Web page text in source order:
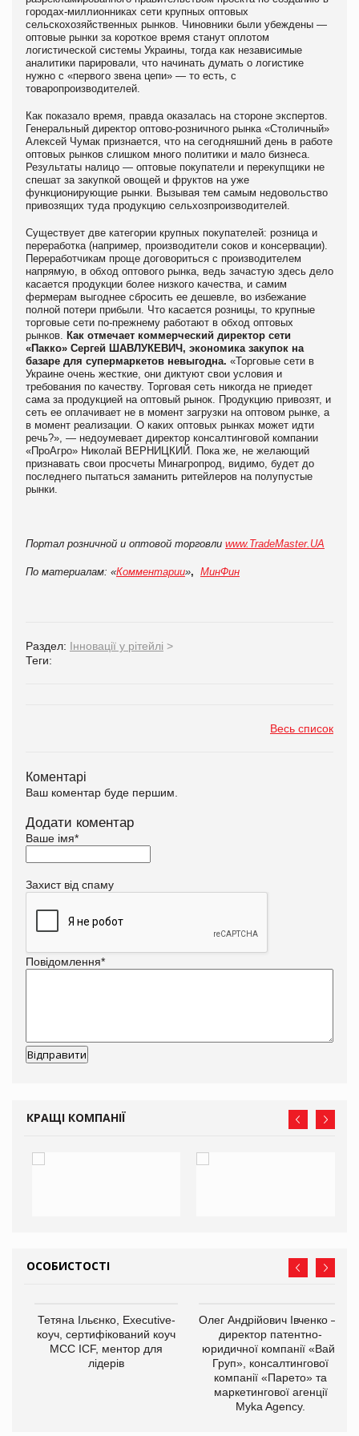
городах-миллионниках сети крупных оптовых
сельскохозяйственных рынков. Чиновники были убеждены —
оптовые рынки за короткое время станут оплотом
логистической системы Украины, тогда как независимые
аналитики парировали, что начинать думать о логистике
нужно с «первого звена цепи» — то есть, с
товаропроизводителей.
Как показало время, правда оказалась на стороне экспертов.
Генеральный директор оптово-розничного рынка «Столичный»
Алексей Чумак признается, что на сегодняшний день в работе
оптовых рынков слишком много политики и мало бизнеса.
Результаты налицо — оптовые покупатели и перекупщики не
спешат за закупкой овощей и фруктов на уже
функционирующие рынки. Вызывая тем самым недовольство
привозящих туда продукцию сельхозпроизводителей.
Существует две категории крупных покупателей: розница и
переработка (например, производители соков и консервации).
Переработчикам проще договориться с производителем
напрямую, в обход оптового рынка, ведь зачастую здесь дело
касается продукции более низкого качества, и самим
фермерам выгоднее сбросить ее дешевле, во избежание
полной потери прибыли. Что касается розницы, то крупные
торговые сети по-прежнему работают в обход оптовых
рынков. Как отмечает коммерческий директор сети
«Пакко» Сергей ШАВЛУКЕВИЧ, экономика закупок на
базаре для супермаркетов невыгодна. «Торговые сети в
Украине очень жесткие, они диктуют свои условия и
требования по качеству. Торговая сеть никогда не приедет
сама за продукцией на оптовый рынок. Продукцию привозят, и
сеть ее оплачивает не в момент загрузки на оптовом рынке, а
в момент реализации. О каких оптовых рынках может идти
речь?», — недоумевает директор консалтинговой компании
«ПроАгро» Николай ВЕРНИЦКИЙ. Пока же, не желающий
признавать свои просчеты Минагропрод, видимо, будет до
последнего пытаться заманить ритейлеров на полупустые
рынки.
Портал розничной и оптовой торговли www.TradeMaster.UA
По материалам: «Комментарии», МинФин
Раздел: Інновації у рітейлі >
Теги:
Весь список
Коментарі
Ваш коментар буде першим.
Додати коментар
Ваше імя*
Захист від спаму
Повідомлення*
КРАЩІ КОМПАНІЇ
ОСОБИСТОСТІ
Тетяна Ільєнко, Executive-
коуч, сертифікований коуч
МСС ICF, ментор для
лідерів
Олег Андрійович Івченко —
директор патентно-
юридичної компанії «Вайз
Груп», консалтингової
компанії «Парето» та
маркетингової агенції
Myka Agency.